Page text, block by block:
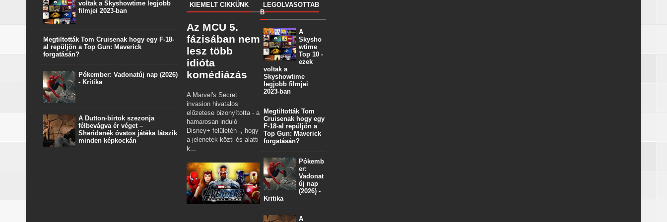
voltak a Skyshowtime legjobb
filmjei 2023-ban
Megtiltották Tom Cruisenak hogy egy F-18-
al repüljön a Top Gun: Maverick
forgatásán?
Pókember: Vadonatúj nap (2026)
- Kritika
A Dutton‑birtok szezonja
félbevágva ér véget –
Sheridanék óvatos játéka látszik
minden képkockán
LEGOLVASOTTAB
B
A
Skysho
wtime
Top 10 -
ezek
voltak a
Skyshowtime
legjobb filmjei
2023-ban
Megtiltották Tom
Cruisenak hogy egy
F-18-al repüljön a
Top Gun: Maverick
forgatásán?
Pókemb
er:
Vadonat
új nap
(2026) -
Kritika
A
KIEMELT CIKKÜNK
Az MCU 5.
fázisában nem
lesz több
idióta
komédiázás
A Marvel's Secret
invasion hivatalos
előzetese bizonyította - a
hamarosan induló
Disney+ felületén -, hogy
a jelenetek közti és alatti
k...